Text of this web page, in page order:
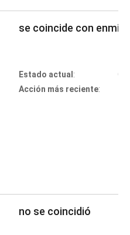
se coincide con
Estado actual :
Acción más reciente:
no se coincidió